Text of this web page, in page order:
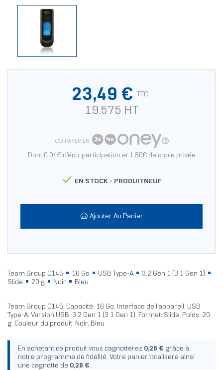
23,49 € TTC
19.575 HT
OU PAYER EN
Dont 0.04€ d'éco-participation et 1.80€ de copie privée
 EN STOCK - PRODUITNEUF
Ajouter Au Panier
Team Group C145 16 Go USB Type-A
3.2 Gen 1 (3.1 Gen 1)
Slide
20 g Noir Bleu
Team Group C145. Capacité: 16 Go, Interface de l'appareil: USB
Type-A, Version USB: 3.2 Gen 1 (3.1 Gen 1). Format: Slide. Poids: 20
g. Couleur du produit: Noir, Bleu
En achetant ce produit vous cagnotterez 0,28 € grâce à
notre programme de fidélité. Votre panier totalisera ainsi
une cagnotte de 0,28 €.